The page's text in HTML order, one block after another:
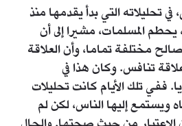
تحليلاته التي بدأ يقدمها منذ
المسلمات، مشيرا إلى أن
مختلفة تماما، وأن العلاقة
تنافس. وكان هذا في
ففي تلك الأيام كانت تحليلات
ويستمع إليها الناس، لكن لم